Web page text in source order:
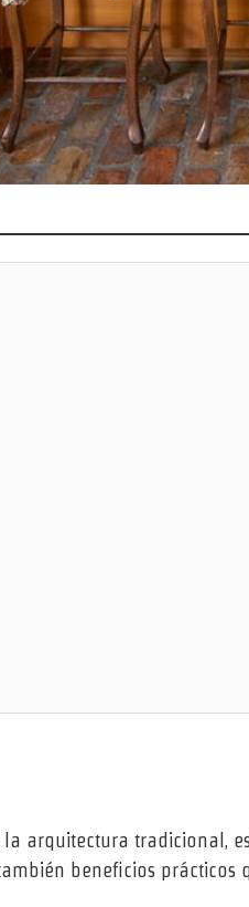
arquitectura tradicional,
beneficios